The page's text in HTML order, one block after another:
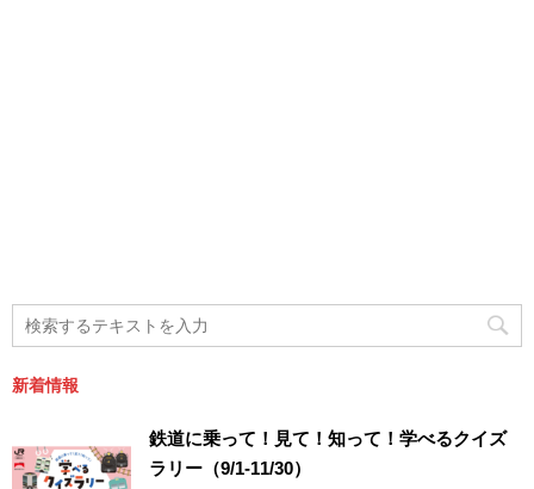
新着情報
鉄道に乗って！見て！知って！学べるクイズ
ラリー（9/1-11/30）